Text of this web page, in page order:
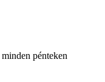
minden pénteken